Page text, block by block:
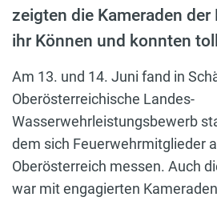
zeigten die Kameraden der
ihr Können und konnten
Am 13. und 14. Juni fand in
Oberösterreichische Landes-
Wasserwehrleistungsbewerb
dem sich Feuerwehrmitglieder
Oberösterreich messen. Auch
war mit engagierten